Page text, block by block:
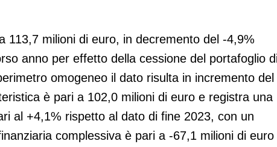
113,7 milioni di euro, in decremento del -4,9%
anno per effetto della cessione del portafoglio
omogeneo il dato risulta in incremento del
è pari a 102,0 milioni di euro e registra una
al +4,1% rispetto al dato di fine 2023, con un
complessiva è pari a -67,1 milioni di euro